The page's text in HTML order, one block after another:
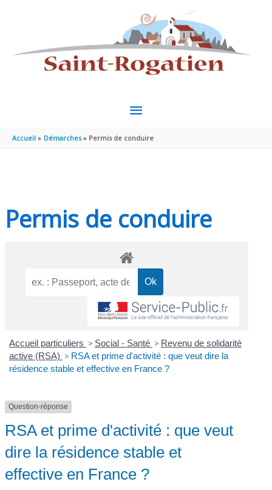
MENU
PRINCIPAL
Accueil Démarches Permis de conduire
Permis de conduire
Accueil particuliers > Social - Santé > Revenu de solidarité
active (RSA) > RSA et prime d'activité : que veut dire la
résidence stable et effective en France ?
Question-réponse
RSA et prime d'activité : que veut
dire la résidence stable et
effective en France ?